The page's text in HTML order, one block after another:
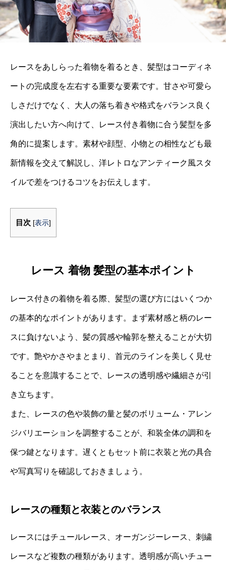
レースをあしらった着物を着るとき、髪型はコーディネ
ートの完成度を左右する重要な要素です。甘さや可愛ら
しさだけでなく、大人の落ち着きや格式をバランス良く
演出したい方へ向けて、レース付き着物に合う髪型を多
角的に提案します。素材や顔型、小物との相性なども最
新情報を交えて解説し、洋レトロなアンティーク風スタ
イルで差をつけるコツをお伝えします。
目次 [表示]
レース 着物 髪型の基本ポイント
レース付きの着物を着る際、髪型の選び方にはいくつか
の基本的なポイントがあります。まず素材感と柄のレー
スに負けないよう、髪の質感や輪郭を整えることが大切
です。艶やかさやまとまり、首元のラインを美しく見せ
ることを意識することで、レースの透明感や繊細さが引
き立ちます。
また、レースの色や装飾の量と髪のボリューム・アレン
ジバリエーションを調整することが、和装全体の調和を
保つ鍵となります。遅くともセット前に衣装と光の具合
や写真写りを確認しておきましょう。
レースの種類と衣装とのバランス
レースにはチュールレース、オーガンジーレース、刺繍
レースなど複数の種類があります。透明感が高いチュー